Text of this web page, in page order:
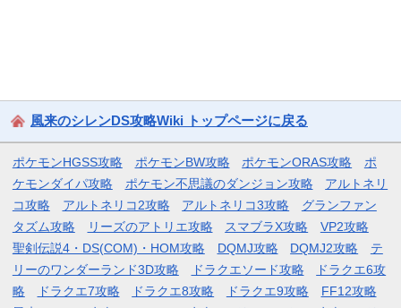
風来のシレンDS攻略Wiki トップページに戻る
ポケモンHGSS攻略 ポケモンBW攻略 ポケモンORAS攻略
ポ
ケモンダイパ攻略
ポケモン不思議のダンジョン攻略
アルトネリ
コ攻略
アルトネリコ2攻略 アルトネリコ3攻略
グランファン
タズム攻略
リーズのアトリエ攻略 スマブラX攻略
VP2攻略
聖剣伝説4・DS(COM)・HOM攻略
DQMJ攻略 DQMJ2攻略
テ
リーのワンダーランド3D攻略
ドラクエソード攻略
ドラクエ6攻
略
ドラクエ7攻略 ドラクエ8攻略 ドラクエ9攻略
FF12攻略